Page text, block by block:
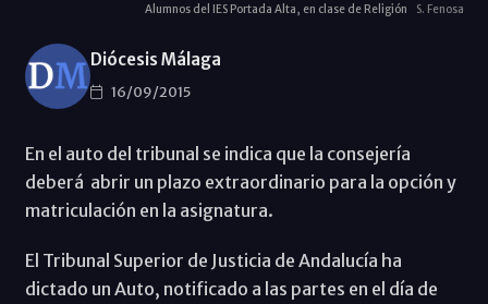
Alumnos del IES Portada Alta, en clase de Religión S. Fenosa
Diócesis Málaga
16/09/2015
En el auto del tribunal se indica que la consejería
deberá abrir un plazo extraordinario para la opción y
matriculación en la asignatura.
El Tribunal Superior de Justicia de Andalucía ha
dictado un Auto, notificado a las partes en el día de